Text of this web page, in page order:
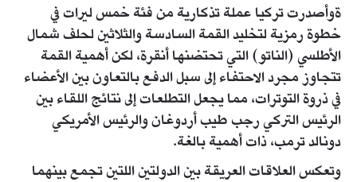
ةوأصدرت تركيا عملة تذكارية من فئة خمس ليرات في
خطوة رمزية لتخليد القمة السادسة والثلاثين لحلف شمال
الأطلسي (الناتو) التي تحتضنها أنقرة، لكن أهمية القمة
تتجاوز مجرد الاحتفاء إلى سبل الدفع بالتعاون بين الأعضاء
في ذروة التوترات، مما يجعل التطلعات إلى نتائج اللقاء بين
الرئيس التركي رجب طيب أردوغان والرئيس الأمريكي
دونالد ترمب، ذات أهمية بالغة.
وتعكس العلاقات العريقة بين الدولتين اللتين تجمع بينهما